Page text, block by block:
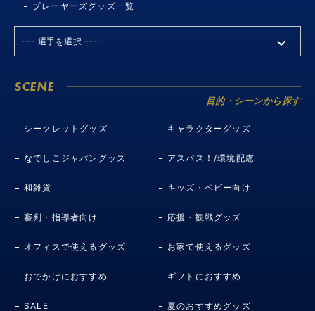
プレーヤーズグッズ一覧
SCENE
目的・シーンから探す
シークレットグッズ キャラクターグッズ
なでしこジャパングッズ アスパス！/環境配慮
和雑貨 キッズ・ベビー向け
審判・指導者向け 応援・観戦グッズ
オフィスで使えるグッズ お家で使えるグッズ
おでかけにおすすめ ギフトにおすすめ
SALE 夏のおすすめグッズ